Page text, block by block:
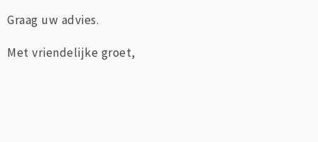
Graag uw advies.
Met vriendelijke groet,